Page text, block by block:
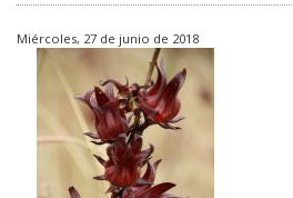
Miércoles, 27 de junio de 2018